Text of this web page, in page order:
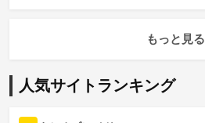
もっと見る
人気サイトランキング